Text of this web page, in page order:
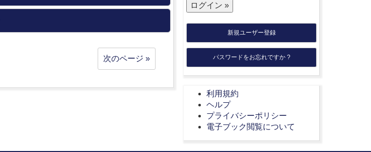
次のページ »
新規ユーザー登録
パスワードをお忘れですか ?
利用規約
ヘルプ
プライバシーポリシー
電子ブック閲覧について